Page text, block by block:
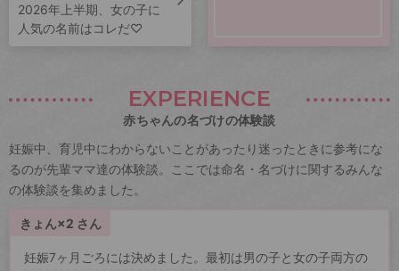
2026年上半期、女の子に
人気の名前はコレだ♡
EXPERIENCE
赤ちゃんの名づけの体験談
妊娠中、育児中にわからないことがあったり迷ったときに参考にな
るのが先輩ママ達の体験談。ここでは命名・名づけに関するみんな
の体験談を集めました。
きょん×2 さん
妊娠7ヶ月ごろには決めました。最初は男の子と女の子両方の